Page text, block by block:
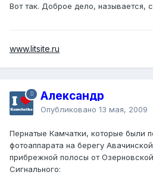
Вот так. Доброе дело, называется,
www.litsite.ru
Александр
Опубликовано 13 мая, 2009
Пернатые Камчатки, которые были
фотоаппарата на берегу
прибрежной полосы от
Сигнального: